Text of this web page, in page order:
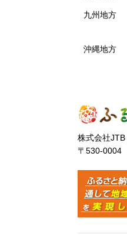
九州地方
沖縄地方
株式会社
〒530-0004